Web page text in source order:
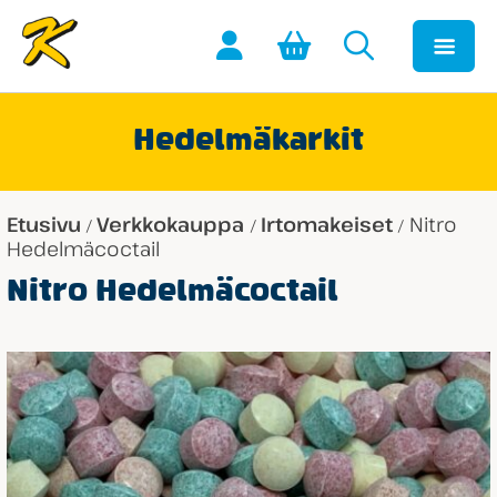
Hedelmäkarkit
Etusivu / Verkkokauppa / Irtomakeiset / Nitro
Hedelmäcoctail
Nitro Hedelmäcoctail